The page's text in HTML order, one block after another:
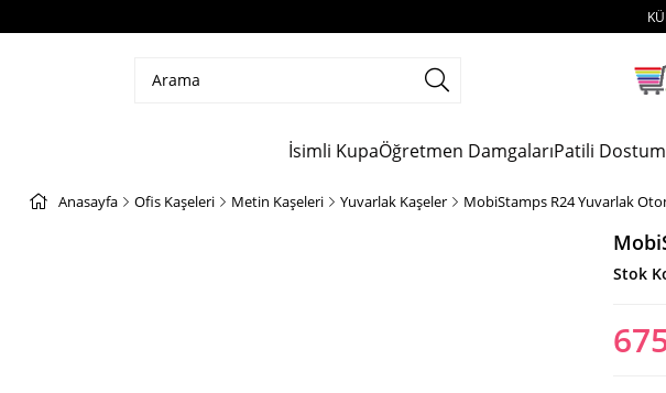
İsimli KupaÖğretmen DamgalarıPatili
Anasayfa Ofis Kaşeleri Metin Kaşeleri Yuvarlak Kaşeler MobiStamps R24 Yuvarlak
Stok